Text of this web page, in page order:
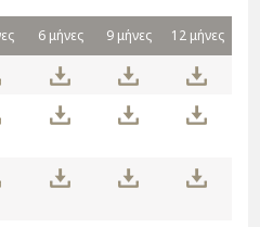
6 μήνες 9 μήνες 12 μήνες